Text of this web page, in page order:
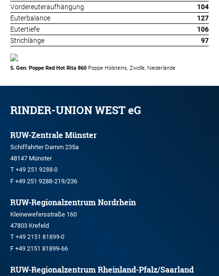
Vordereuteraufhängung
104
Euterbalance
127
Eutertiefe
106
Strichlänge
97
5. Gen: Poppe Red Hot Rita 860 Poppe Holsteins, Zwolle, Niederlande
RINDER-UNION WEST eG
RUW-Zentrale Münster
Schiffahrter Damm 235a
48147 Münster
T +49 251 9288-0
F +49 251 9288-219/236
RUW-Regionalzentrum Nordrhein
Kleinewefersstraße 160
47803 Krefeld
T +49 2151 81899-0
F +49 2151 81899-66
RUW-Regionalzentrum Rheinland-Pfalz/Saarland